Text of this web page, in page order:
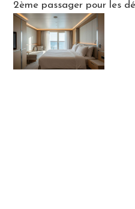
2ème passager pour les